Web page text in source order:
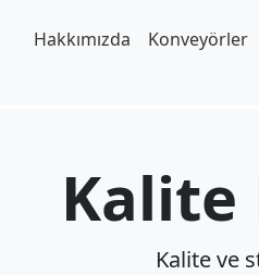
Hakkımızda Konveyörler
Kalite
Kalite ve